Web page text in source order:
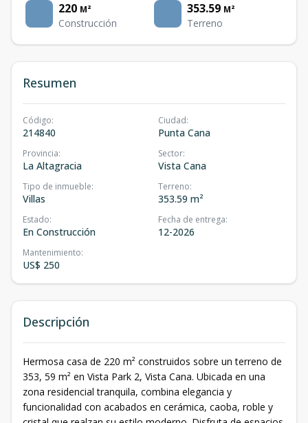
220 M²
Construcción
353.59 M²
Terreno
Resumen
Código:
214840
Ciudad:
Punta Cana
Provincia:
La Altagracia
Sector:
Vista Cana
Tipo de inmueble:
Villas
Terreno:
353.59 m²
Estado:
En Construcción
Fecha de entrega:
12-2026
Mantenimiento:
US$ 250
Descripción
Hermosa casa de 220 m² construidos sobre un terreno de
353, 59 m² en Vista Park 2, Vista Cana. Ubicada en una
zona residencial tranquila, combina elegancia y
funcionalidad con acabados en cerámica, caoba, roble y